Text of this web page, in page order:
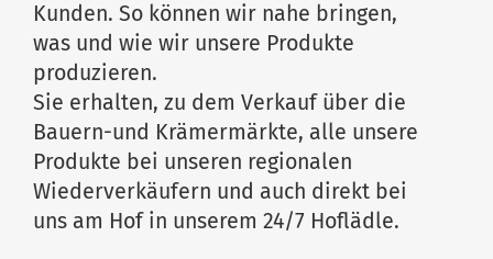
Kunden. So können wir nahe bringen,
was und wie wir unsere Produkte
produzieren.
Sie erhalten, zu dem Verkauf über die
Bauern-und Krämermärkte, alle unsere
Produkte bei unseren regionalen
Wiederverkäufern und auch direkt bei
uns am Hof in unserem 24/7 Hoflädle.